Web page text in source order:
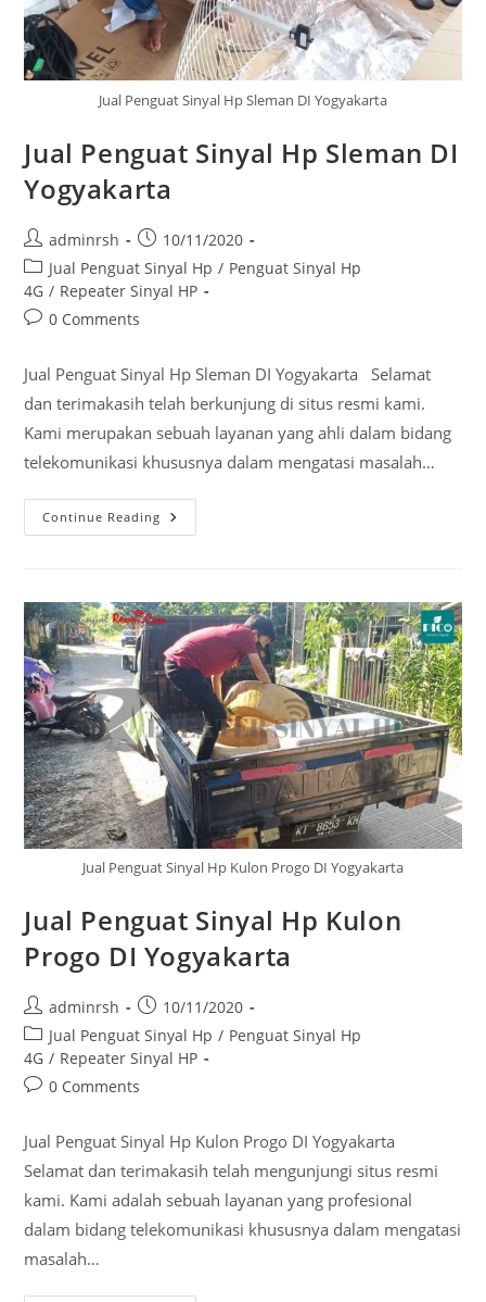
Jual Penguat Sinyal Hp Sleman DI Yogyakarta
Jual Penguat Sinyal Hp Sleman DI
Yogyakarta
Post
author:
adminrsh
Post
published:
10/11/2020
Post
category:
Jual Penguat Sinyal Hp / Penguat Sinyal Hp
4G / Repeater Sinyal HP
Post0 Comments
Jual Penguat Sinyal Hp Sleman DI Yogyakarta Selamat
dan terimakasih telah berkunjung di situs resmi kami.
Kami merupakan sebuah layanan yang ahli dalam bidang
telekomunikasi khususnya dalam mengatasi masalah…
Continue Reading Jual
Penguat
Yogyakarta
Jual Penguat Sinyal Hp Kulon Progo DI Yogyakarta
Jual Penguat Sinyal Hp Kulon
Progo DI Yogyakarta
Post
author:
adminrsh
Post
published:
10/11/2020
Post
category:
Jual Penguat Sinyal Hp / Penguat Sinyal Hp
4G / Repeater Sinyal HP
Post0 Comments
Jual Penguat Sinyal Hp Kulon Progo DI Yogyakarta
Selamat dan terimakasih telah mengunjungi situs resmi
kami. Kami adalah sebuah layanan yang profesional
dalam bidang telekomunikasi khususnya dalam mengatasi
masalah…